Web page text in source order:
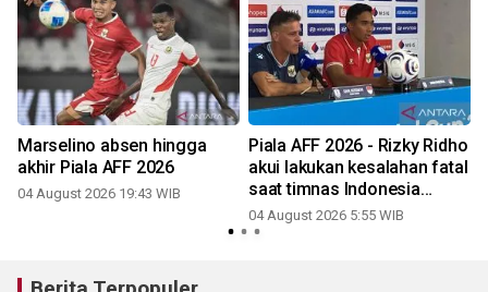
Marselino absen hingga
akhir Piala AFF 2026
04 August 2026 19:43 WIB
Piala AFF 2026 - Rizky Ridho
akui lakukan kesalahan fatal
saat timnas Indonesia
ditaklukkan Vietnam
04 August 2026 5:55 WIB